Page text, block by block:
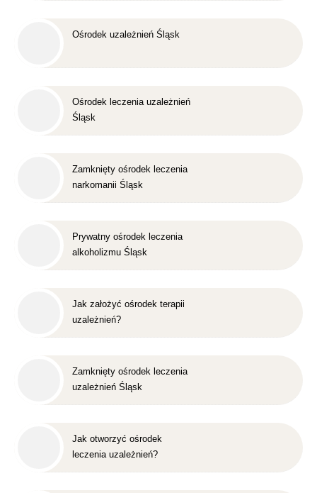
Ośrodek uzależnień Śląsk
Ośrodek leczenia uzależnień
Śląsk
Zamknięty ośrodek leczenia
narkomanii Śląsk
Prywatny ośrodek leczenia
alkoholizmu Śląsk
Jak założyć ośrodek terapii
uzależnień?
Zamknięty ośrodek leczenia
uzależnień Śląsk
Jak otworzyć ośrodek
leczenia uzależnień?